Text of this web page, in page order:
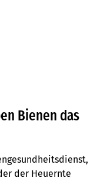
Bienen das
der Heuernte